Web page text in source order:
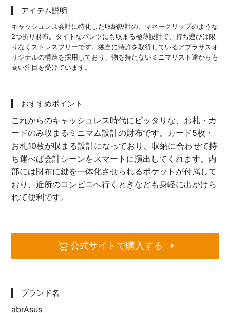
アイテム説明
キャッシュレス会計に特化した収納設計の、マネークリップのような
2つ折り財布。タイトなパンツにも収まる極薄設計で、持ち運びは限
りなくストレスフリーです。独自に特許を取得しているアブラサスオ
リジナルの構造を採用しており、物を持たないミニマリスト達からも
高い注目を受けています。
おすすめポイント
これからのキャッシュレス時代にピッタリな、お札・カ
ードのみ収まるミニマム設計の財布です。カード5枚・
お札10枚が収まる設計になっており、収納に合わせて持
ち運べば会計シーンをスマートに演出してくれます。内
部には財布に鍵を一体化させられるポケットが付属して
おり、近所のコンビニへ行くときなども身軽に出かけら
れて便利です。
公式サイトで購入する
ブランド名
abrAsus